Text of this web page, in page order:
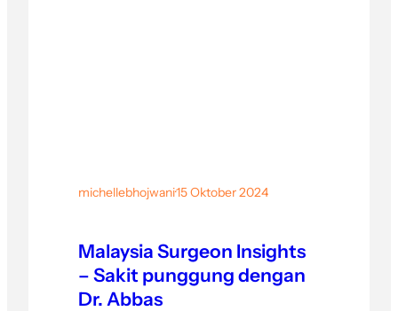
michellebhojwani·15 Oktober 2024
Malaysia Surgeon Insights
– Sakit punggung dengan
Dr. Abbas